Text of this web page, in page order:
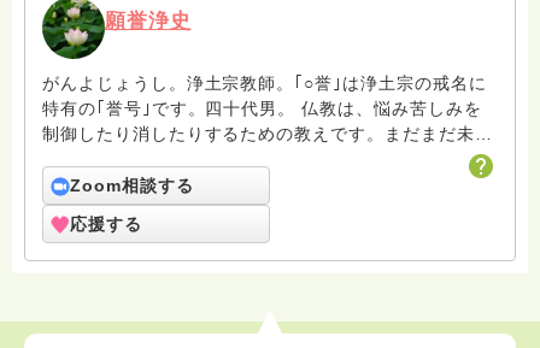
願誉浄史
がんよじょうし。浄土宗教師。｢○誉｣は浄土宗の戒名に
特有の｢誉号｣です。四十代男。 仏教は、悩み苦しみを
制御したり消したりするための教えです。まだまだ未熟
Zoom相談する
応援する